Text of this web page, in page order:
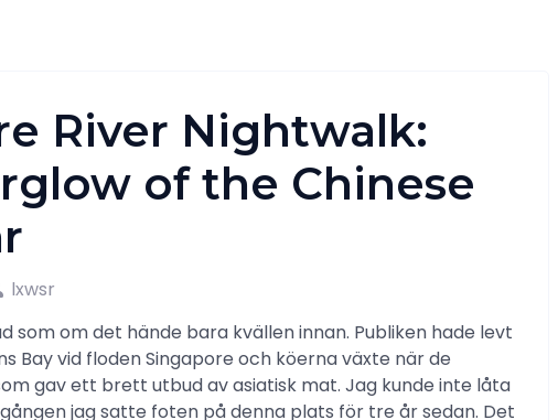
River Nightwalk:
of the Chinese
lxwsr
som om det hände bara kvällen innan. Publiken hade levt
Bay vid floden Singapore och köerna växte när de
gav ett brett utbud av asiatisk mat. Jag kunde inte låta
jag satte foten på denna plats för tre år sedan. Det